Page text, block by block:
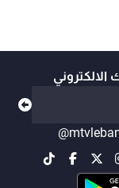
الالكتروني